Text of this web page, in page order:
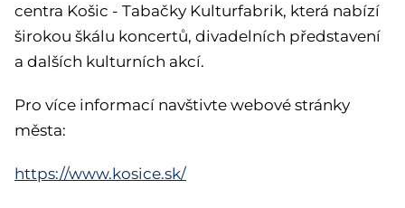
centra Košic - Tabačky Kulturfabrik, která nabízí
širokou škálu koncertů, divadelních představení
a dalších kulturních akcí.
Pro více informací navštivte webové stránky
města:
https://www.kosice.sk/